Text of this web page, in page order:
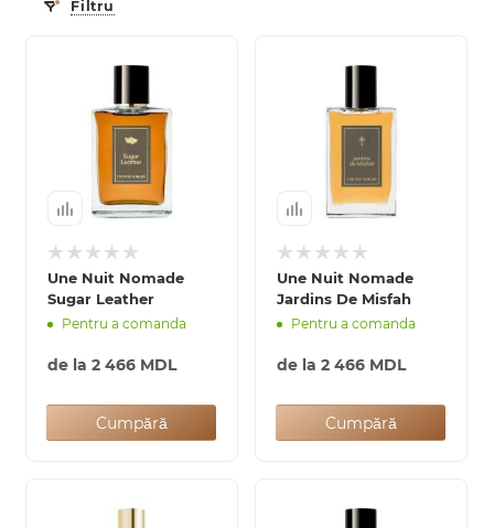
Filtru
Une Nuit Nomade
Sugar Leather
Pentru a comanda
de la 2 466 MDL
Cumpără
Une Nuit Nomade
Jardins De Misfah
Pentru a comanda
de la 2 466 MDL
Cumpără